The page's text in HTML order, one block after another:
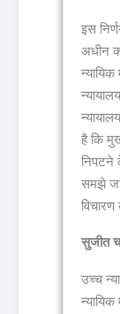
इस
अधीन
है कि
निपटने
समझे
सुजीत
उच्च
न्यायिक